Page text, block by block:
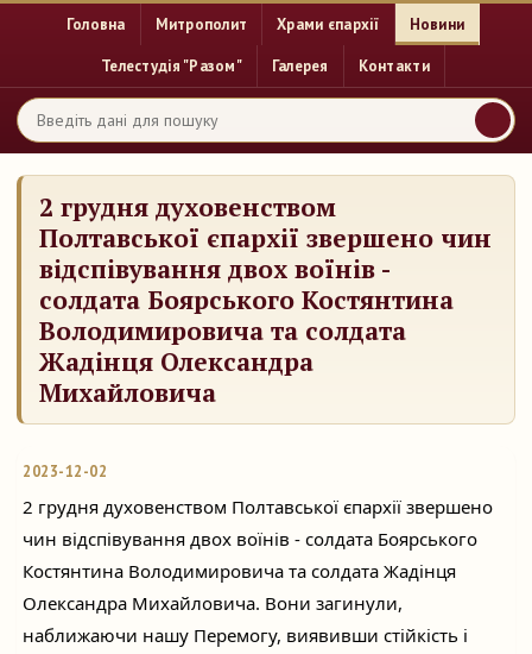
Головна Митрополит Храми єпархії Новини
Телестудія "Разом" Галерея Контакти
2 грудня духовенством
Полтавської єпархії звершено чин
відспівування двох воїнів -
солдата Боярського Костянтина
Володимировича та солдата
Жадінця Олександра
Михайловича
2023-12-02
2 грудня духовенством Полтавської єпархії звершено
чин відспівування двох воїнів - солдата Боярського
Костянтина Володимировича та солдата Жадінця
Олександра Михайловича. Вони загинули,
наближаючи нашу Перемогу, виявивши стійкість і